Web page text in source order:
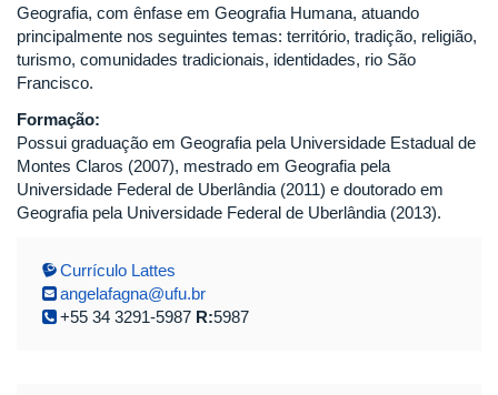
Geografia, com ênfase em Geografia Humana, atuando
principalmente nos seguintes temas: território, tradição, religião,
turismo, comunidades tradicionais, identidades, rio São
Francisco.
Formação:
Possui graduação em Geografia pela Universidade Estadual de
Montes Claros (2007), mestrado em Geografia pela
Universidade Federal de Uberlândia (2011) e doutorado em
Geografia pela Universidade Federal de Uberlândia (2013).
Currículo Lattes
angelafagna@ufu.br
+55 34 3291-5987 R:5987